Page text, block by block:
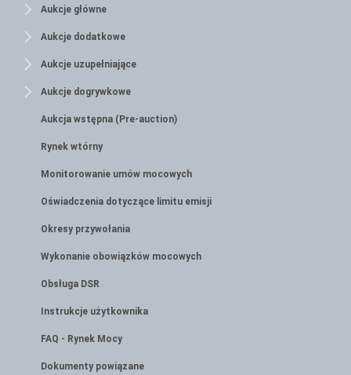
Aukcje główne
Aukcje dodatkowe
Aukcje uzupełniające
Aukcje dogrywkowe
Aukcja wstępna (Pre-auction)
Rynek wtórny
Monitorowanie umów mocowych
Oświadczenia dotyczące limitu emisji
Okresy przywołania
Wykonanie obowiązków mocowych
Obsługa DSR
Instrukcje użytkownika
FAQ - Rynek Mocy
Dokumenty powiązane